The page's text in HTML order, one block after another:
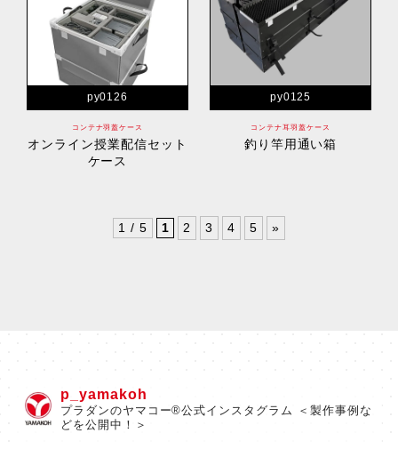
コンテナ羽蓋ケース
py0126
オンライン授業配信セット
ケース
コンテナ耳羽蓋ケース
py0125
釣り竿用通い箱
1 / 5 1 2 3 4 5 »
p_yamakoh
プラダンのヤマコー®公式インスタグラム ＜製作事例な
どを公開中！＞